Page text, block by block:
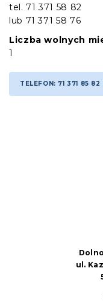
tel. 71 371 58 82
lub 71 371 58 76
Liczba wolnych
1
TELEFON: 71 371 85 82
ul.